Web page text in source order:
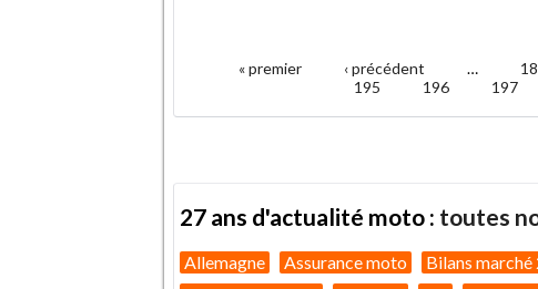
Pages« premier ‹ précédent …
195
196 197
27 ans d'actualité moto : toutes
Allemagne Assurance moto Bilans marché